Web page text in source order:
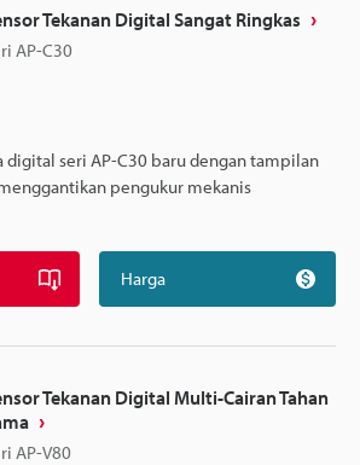
Tekanan Digital Sangat Ringkas
AP-C30
digital seri AP-C30 baru dengan tampilan
pengukur mekanis
Harga
Tekanan Digital Multi-Cairan Tahan
AP-V80